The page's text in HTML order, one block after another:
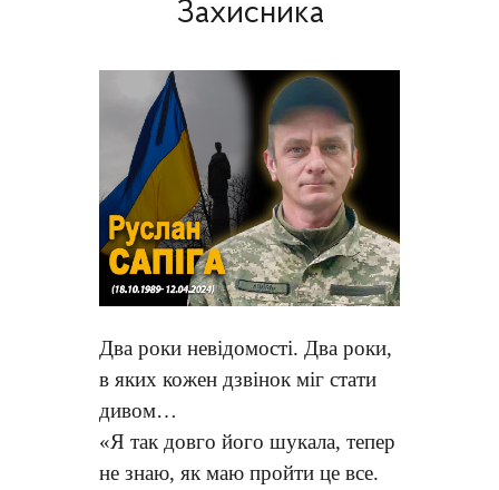
Захисника
Два роки невідомості. Два роки,
в яких кожен дзвінок міг стати
дивом…
«Я так довго його шукала, тепер
не знаю, як маю пройти це все.